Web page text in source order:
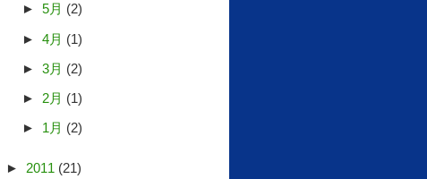
► 5月 (2)
► 4月 (1)
► 3月 (2)
► 2月 (1)
► 1月 (2)
► 2011 (21)